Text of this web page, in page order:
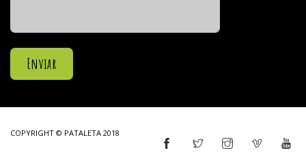
COPYRIGHT © PATALETA 2018